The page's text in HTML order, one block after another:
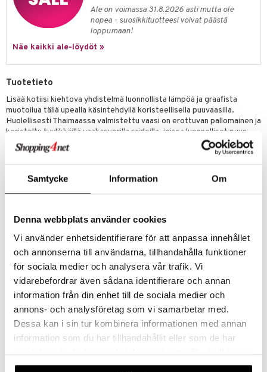
Samtycke Information Om
Denna webbplats använder cookies
Vi använder enhetsidentifierare för att anpassa innehållet
och annonserna till användarna, tillhandahålla funktioner
för sociala medier och analysera vår trafik. Vi
vidarebefordrar även sådana identifierare och annan
information från din enhet till de sociala medier och
annons- och analysföretag som vi samarbetar med.
Dessa kan i sin tur kombinera informationen med annan
information som du har tillhandahållit eller som de har
våra cookies vid fortsatt användande av vår webbplats.
Ale on voimassa 31.8.2026 asti mutta ole
nopea - suosikkituotteesi voivat päästä
loppumaan!
Näe kaikki ale-löydöt »
Tuotetieto
Lisää kotiisi kiehtova yhdistelmä luonnollista lämpöä ja graafista
muotoilua tällä upealla käsintehdyllä koristeellisella puuvaasilla.
Huolellisesti Thaimaassa valmistettu vaasi on erottuvan pallomainen ja
koristeltu tyylikkäillä vaakasuorilla raidoilla, joissa luonnolliset puun
sävyt vuorottelevat kauniisti tummempien aksenttien kanssa, luoden
vaikuttavan visuaalisen ilmeen. Tämä ympäristöystävällinen vaasi on
ja ainutlaatuisella modernilla vivahteella.
Koko: Noin 20 x 20 x 19 cm
Käsintehty: Jokainen vaasi on täysin käsintehty ja käy läpi hionnan,
veistämisen, muotoilun ja maalaamisen prosessin, mikä takaa sen
ainutlaatuisen luonteen ja erinomaisen laadun.
Ympäristöystävällinen: Luonnollinen koristevaasi Thaimaasta.
Ainutlaatuinen muotoilu: Esittelee kiehtovan pallomaisen muodon
vaakasuorilla raitakuvioilla, ihanteellinen tuomaan syvyyttä ja modernia
tyyliä sisustukseesi.
Ei kestä vettä, tarkoitettu kuiville kasveille tai sisustuselementiksi.